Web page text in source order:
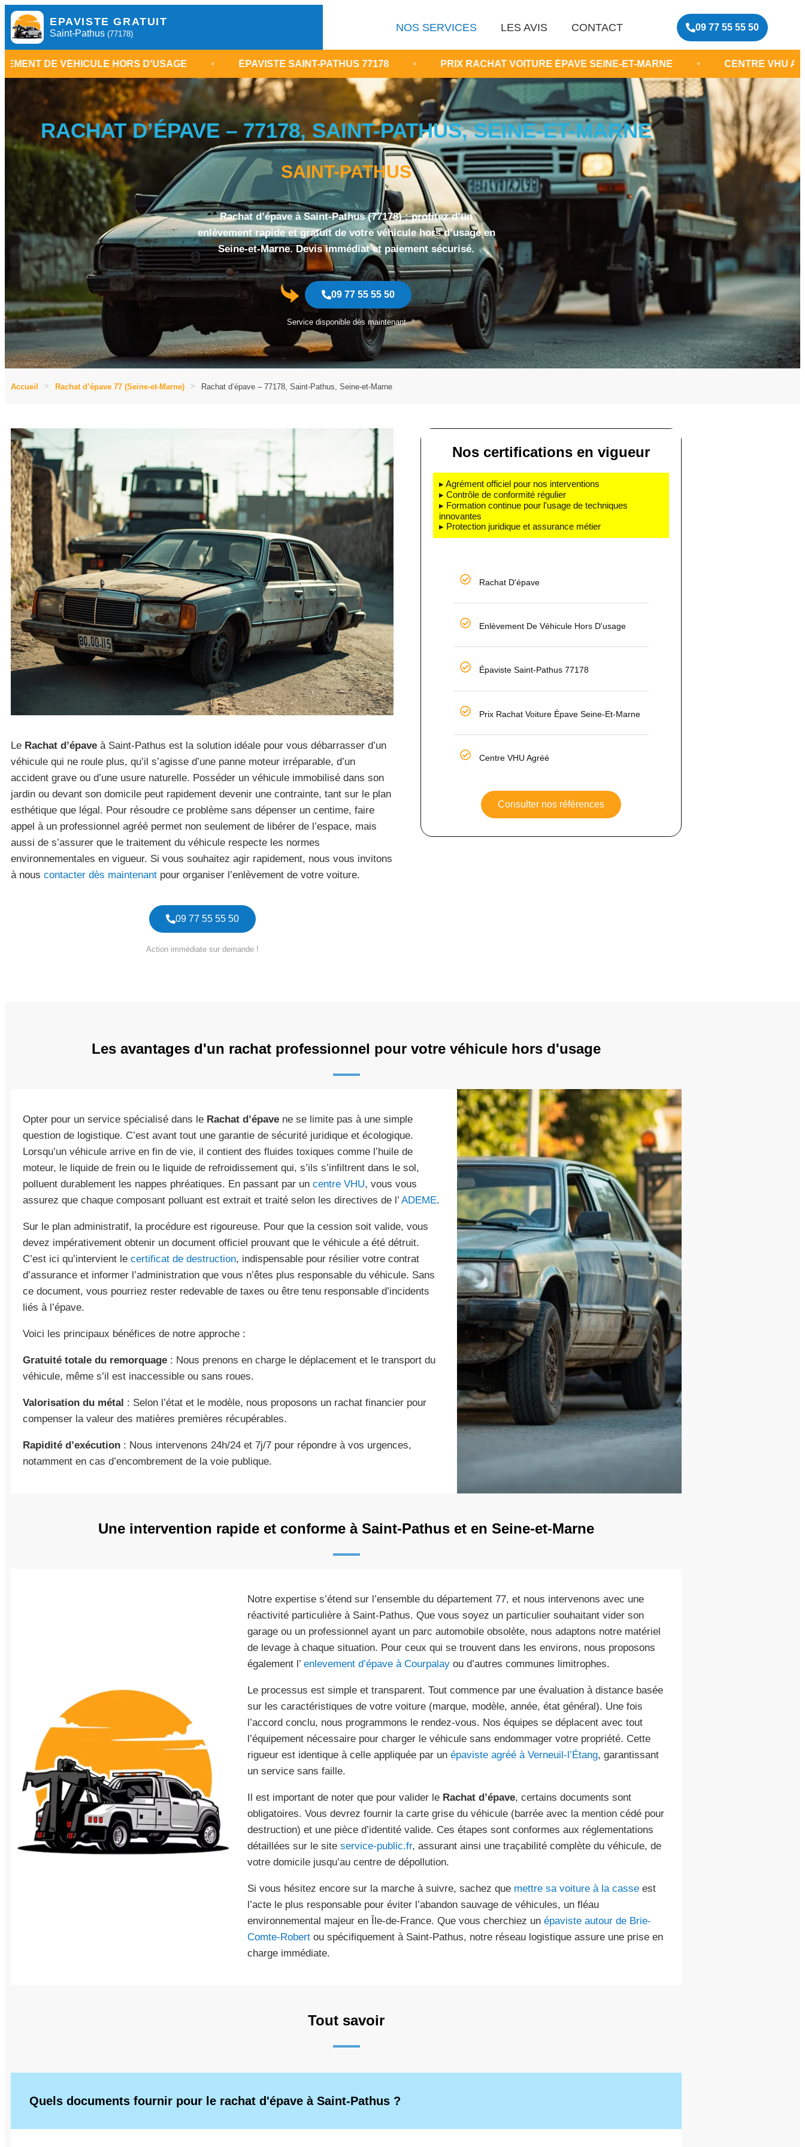
EPAVISTE GRATUIT
Saint-Pathus (77178)
NOS SERVICES LES AVIS CONTACT 09 77 55 55 50
HORS D'USAGE • ÉPAVISTE SAINT-PATHUS 77178 • PRIX RACHAT VOITURE ÉPAVE SEINE-ET-MARNE • CENTRE VHU AGRÉÉ •
RACHAT D’ÉPAVE – 77178, SAINT-PATHUS, SEINE-ET-MARNE
SAINT-PATHUS
Rachat d’épave à Saint-Pathus (77178) : profitez d’un
enlèvement rapide et gratuit de votre véhicule hors d’usage en
Seine-et-Marne. Devis immédiat et paiement sécurisé.
09 77 55 55 50
Service disponible dès maintenant
Accueil Rachat d’épave 77 (Seine-et-Marne) Rachat d’épave – 77178, Saint-Pathus, Seine-et-Marne
Le Rachat d’épave à Saint-Pathus est la solution idéale pour vous débarrasser d’un
véhicule qui ne roule plus, qu’il s’agisse d’une panne moteur irréparable, d’un
accident grave ou d’une usure naturelle. Posséder un véhicule immobilisé dans son
jardin ou devant son domicile peut rapidement devenir une contrainte, tant sur le plan
esthétique que légal. Pour résoudre ce problème sans dépenser un centime, faire
appel à un professionnel agréé permet non seulement de libérer de l’espace, mais
aussi de s’assurer que le traitement du véhicule respecte les normes
environnementales en vigueur. Si vous souhaitez agir rapidement, nous vous invitons
à nous contacter dès maintenant pour organiser l’enlèvement de votre voiture.
09 77 55 55 50
Action immédiate sur demande !
Nos certifications en vigueur
▸ Agrément officiel pour nos interventions
▸ Contrôle de conformité régulier
▸ Formation continue pour l'usage de techniques
innovantes
▸ Protection juridique et assurance métier
Rachat D'épave
Enlèvement De Véhicule Hors D'usage
Épaviste Saint-Pathus 77178
Prix Rachat Voiture Épave Seine-Et-Marne
Centre VHU Agréé
Consulter nos références
Les avantages d'un rachat professionnel pour votre véhicule hors d'usage
Opter pour un service spécialisé dans le Rachat d’épave ne se limite pas à une simple
question de logistique. C’est avant tout une garantie de sécurité juridique et écologique.
Lorsqu’un véhicule arrive en fin de vie, il contient des fluides toxiques comme l’huile de
moteur, le liquide de frein ou le liquide de refroidissement qui, s’ils s’infiltrent dans le sol,
polluent durablement les nappes phréatiques. En passant par un centre VHU, vous vous
assurez que chaque composant polluant est extrait et traité selon les directives de l’ ADEME.
Sur le plan administratif, la procédure est rigoureuse. Pour que la cession soit valide, vous
devez impérativement obtenir un document officiel prouvant que le véhicule a été détruit.
C’est ici qu’intervient le certificat de destruction, indispensable pour résilier votre contrat
d’assurance et informer l’administration que vous n’êtes plus responsable du véhicule. Sans
ce document, vous pourriez rester redevable de taxes ou être tenu responsable d’incidents
liés à l’épave.
Voici les principaux bénéfices de notre approche :
Gratuité totale du remorquage : Nous prenons en charge le déplacement et le transport du
véhicule, même s’il est inaccessible ou sans roues.
Valorisation du métal : Selon l’état et le modèle, nous proposons un rachat financier pour
compenser la valeur des matières premières récupérables.
Rapidité d’exécution : Nous intervenons 24h/24 et 7j/7 pour répondre à vos urgences,
notamment en cas d’encombrement de la voie publique.
Une intervention rapide et conforme à Saint-Pathus et en Seine-et-Marne
Notre expertise s’étend sur l’ensemble du département 77, et nous intervenons avec une
réactivité particulière à Saint-Pathus. Que vous soyez un particulier souhaitant vider son
garage ou un professionnel ayant un parc automobile obsolète, nous adaptons notre matériel
de levage à chaque situation. Pour ceux qui se trouvent dans les environs, nous proposons
également l’ enlevement d’épave à Courpalayou d’autres communes limitrophes.
Le processus est simple et transparent. Tout commence par une évaluation à distance basée
sur les caractéristiques de votre voiture (marque, modèle, année, état général). Une fois
l’accord conclu, nous programmons le rendez-vous. Nos équipes se déplacent avec tout
l’équipement nécessaire pour charger le véhicule sans endommager votre propriété. Cette
rigueur est identique à celle appliquée par un épaviste agréé à Verneuil-l’Étang, garantissant
un service sans faille.
Il est important de noter que pour valider le Rachat d’épave, certains documents sont
obligatoires. Vous devrez fournir la carte grise du véhicule (barrée avec la mention cédé pour
destruction) et une pièce d’identité valide. Ces étapes sont conformes aux réglementations
détaillées sur le site service-public.fr, assurant ainsi une traçabilité complète du véhicule, de
votre domicile jusqu’au centre de dépollution.
Si vous hésitez encore sur la marche à suivre, sachez que mettre sa voiture à la casseest
l’acte le plus responsable pour éviter l’abandon sauvage de véhicules, un fléau
environnemental majeur en Île-de-France. Que vous cherchiez un épaviste autour de Brie-
Comte-Robertou spécifiquement à Saint-Pathus, notre réseau logistique assure une prise en
charge immédiate.
Tout savoir
Quels documents fournir pour le rachat d'épave à Saint-Pathus ?